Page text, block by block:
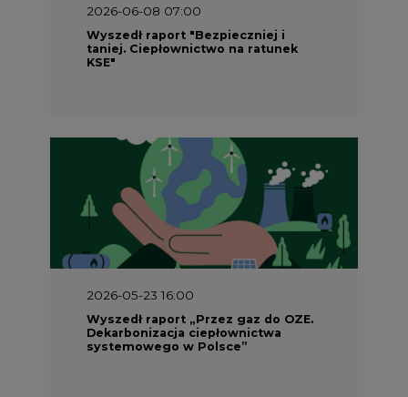
2026-05-23 16:00
Wyszedł raport „Przez gaz do OZE.
Dekarbonizacja ciepłownictwa
systemowego w Polsce”